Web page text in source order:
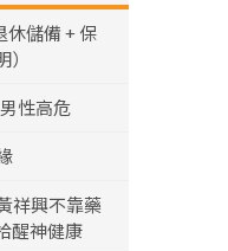
休儲備 + 保
性高危
祥興不靠藥
醒神健康